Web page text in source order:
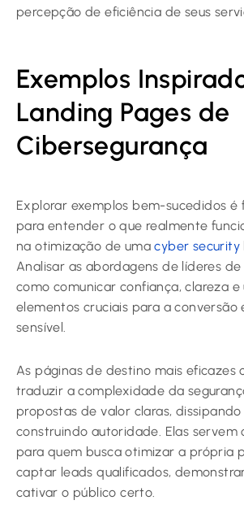
percepção de eficiência de seus
Exemplos
Landing Pages de
Cibersegurança
Explorar exemplos bem-sucedidos é
para entender o que realmente
na otimização de umacyber security
Analisar as abordagens de líderes
como comunicar confiança, clareza e
elementos cruciais para a conversão
sensível.
As páginas de destino mais eficazes
traduzir a complexidade da
propostas de valor claras,
construindo autoridade. Elas servem
para quem busca otimizar a própria
captar leads qualificados,
cativar o público certo.